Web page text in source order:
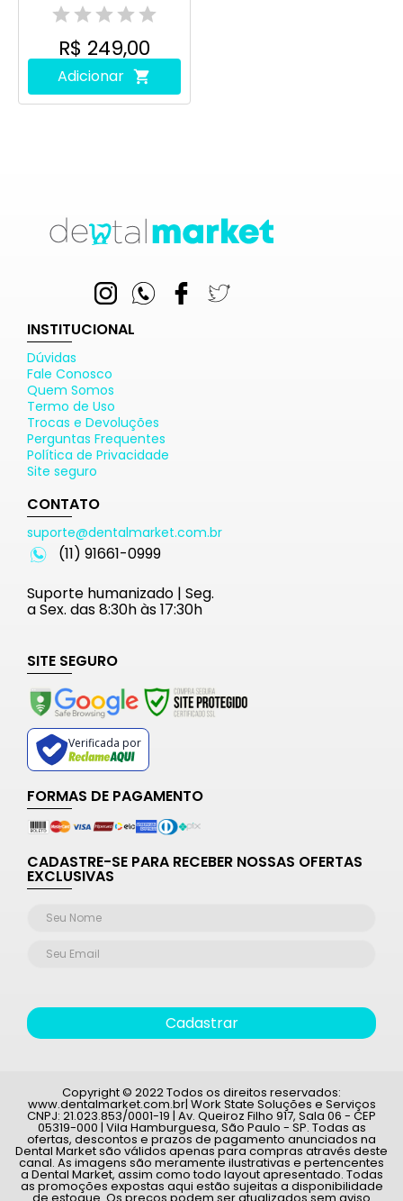
R$ 249,00
Adicionar
INSTITUCIONAL
Dúvidas
Fale Conosco
Quem Somos
Termo de Uso
Trocas e Devoluções
Perguntas Frequentes
Política de Privacidade
Site seguro
CONTATO
suporte@dentalmarket.com.br
(11) 91661-0999
Suporte humanizado | Seg.
a Sex. das 8:30h às 17:30h
SITE SEGURO
Verificada por
FORMAS DE PAGAMENTO
CADASTRE-SE PARA RECEBER NOSSAS OFERTAS
EXCLUSIVAS
Cadastrar
Copyright © 2022 Todos os direitos reservados:
www.dentalmarket.com.br| Work State Soluções e Serviços
CNPJ: 21.023.853/0001-19 | Av. Queiroz Filho 917, Sala 06 - CEP
05319-000 | Vila Hamburguesa, São Paulo - SP. Todas as
ofertas, descontos e prazos de pagamento anunciados na
Dental Market são válidos apenas para compras através deste
canal. As imagens são meramente ilustrativas e pertencentes
a Dental Market, assim como todo layout apresentado. Todas
as promoções expostas aqui estão sujeitas a disponibilidade